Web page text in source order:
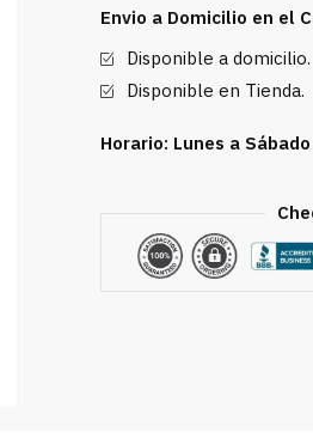
525
ml
cantidad
Envio a Domicilio en el
Disponible a domicilio.
Disponible en Tienda.
Horario: Lunes a